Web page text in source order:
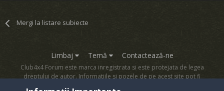
Mergi la listare subiecte
Limbaj Temă Contactează-ne
Club4x4 Forum este marca inregistrata si este protejata de legea
dreptului de autor. Informatiile si pozele de pe acest site pot fi